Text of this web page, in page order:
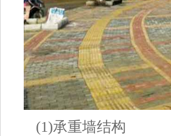
(1)承重墙结构